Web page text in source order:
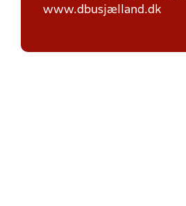
www.dbusjælland.dk